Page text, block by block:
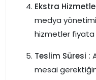
Ekstra
medya
hizmetler fiyata
Teslim Süresi :
mesai